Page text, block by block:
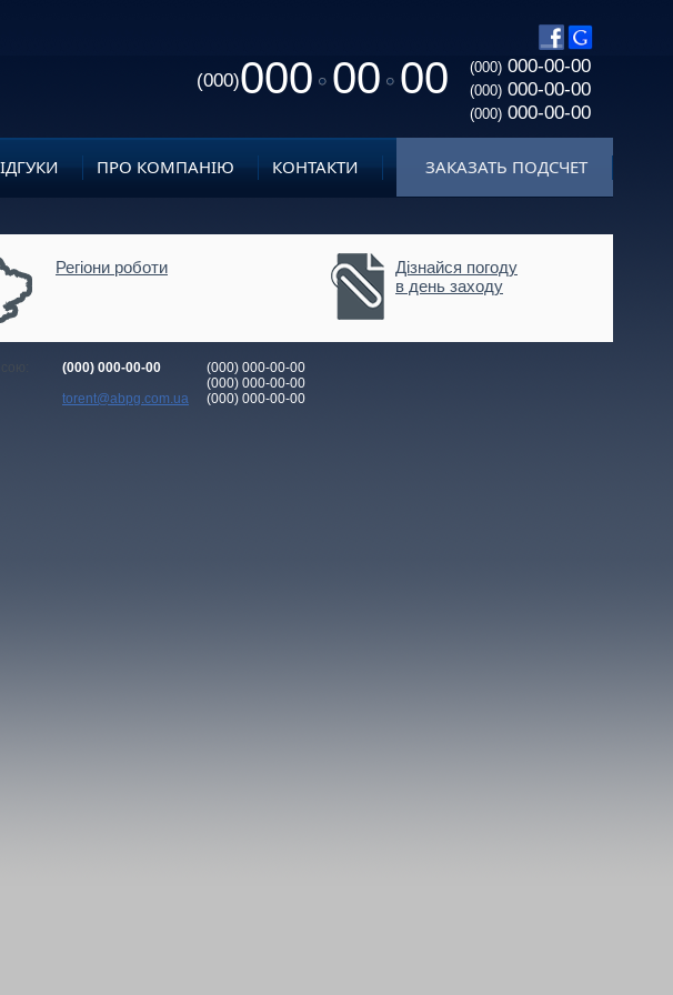
(000)000 00 00 (000) 000-00-00
(000) 000-00-00
(000) 000-00-00
ПРО КОМПАНІЮ КОНТАКТИ ЗАКАЗАТЬ ПОДСЧЕТ
Регіони роботи
Дізнайся погоду
в день заходу
(000) 000-00-00
torent@abpg.com.ua
(000) 000-00-00
(000) 000-00-00
(000) 000-00-00